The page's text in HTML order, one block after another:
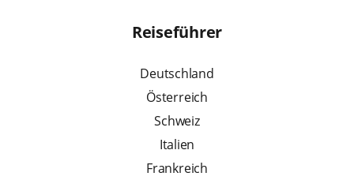
Reiseführer
Deutschland
Österreich
Schweiz
Italien
Frankreich